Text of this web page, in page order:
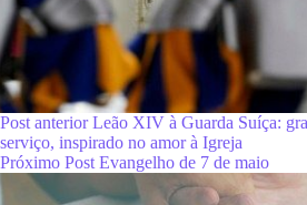
PostanteriorLeão XIV à Guarda Suíça:
serviço, inspirado no amor à Igreja
Próximo Post Evangelho de 7 de maio